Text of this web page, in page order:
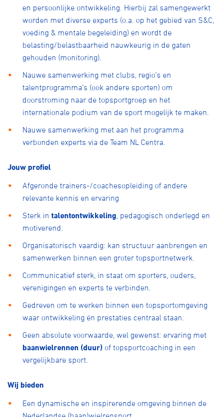
en persoonlijke ontwikkeling. Hierbij zal samengewerkt
worden met diverse experts (o.a. op het gebied van S&C,
voeding & mentale begeleiding) en wordt de
belasting/belastbaarheid nauwkeurig in de gaten
gehouden (monitoring).
Nauwe samenwerking met clubs, regio’s en
talentprogramma’s (ook andere sporten) om
doorstroming naar de topsportgroep en het
internationale podium van de sport mogelijk te maken.
Nauwe samenwerking met aan het programma
verbonden experts via de Team NL Centra.
Jouw profiel
Afgeronde trainers-/coachesopleiding of andere
relevante kennis en ervaring
Sterk in talentontwikkeling , pedagogisch onderlegd en
motiverend.
Organisatorisch vaardig: kan structuur aanbrengen en
samenwerken binnen een groter topsportnetwerk.
Communicatief sterk, in staat om sporters, ouders,
verenigingen en experts te verbinden.
Gedreven om te werken binnen een topsportomgeving
waar ontwikkeling én prestaties centraal staan.
Geen absolute voorwaarde, wel gewenst: ervaring met
baanwielrennen (duur) of topsportcoaching in een
vergelijkbare sport.
Wij bieden
Een dynamische en inspirerende omgeving binnen de